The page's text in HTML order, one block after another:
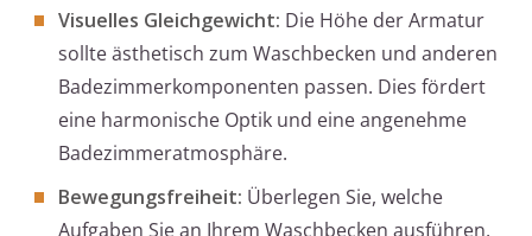
Visuelles Gleichgewicht: Die Höhe der Armatur
sollte ästhetisch zum Waschbecken und anderen
Badezimmerkomponenten passen. Dies fördert
eine harmonische Optik und eine angenehme
Badezimmeratmosphäre.
Bewegungsfreiheit: Überlegen Sie, welche
Aufgaben Sie an Ihrem Waschbecken ausführen,